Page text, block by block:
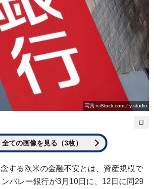
写真＝iStock.com／y-studio
全ての画像を見る（3枚）
する欧米の金融不安とは、資産規模で
バレー銀行が3月10日に、12日に同29